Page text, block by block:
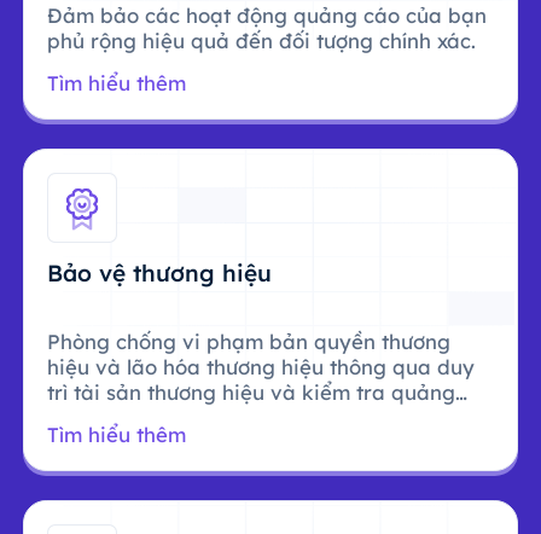
Đảm bảo các hoạt động quảng cáo của bạn
phủ rộng hiệu quả đến đối tượng chính xác.
Tìm hiểu thêm
Bảo vệ thương hiệu
Phòng chống vi phạm bản quyền thương
hiệu và lão hóa thương hiệu thông qua duy
trì tài sản thương hiệu và kiểm tra quảng
Tìm hiểu thêm